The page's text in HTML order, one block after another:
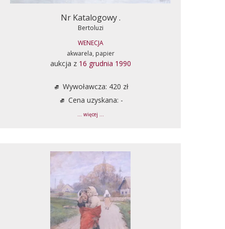
Nr Katalogowy .
Bertoluzi
WENECJA
akwarela, papier
aukcja z 16 grudnia 1990
Wywoławcza: 420 zł
Cena uzyskana: -
... więcej ...